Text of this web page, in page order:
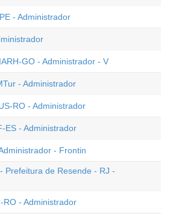
- Administrador
GO - Administrador - V
- Administrador
RO - Administrador
ES - Administrador
- Frontin
Prefeitura de Resende - RJ -
RO - Administrador